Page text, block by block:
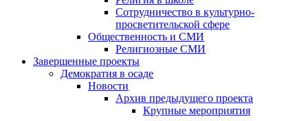
Сотрудничество в культурно-
просветительской сфере
Общественность и СМИ
Религиозные СМИ
Завершенные проекты
Демократия в осаде
Новости
Архив предыдущего проекта
Крупные мероприятия